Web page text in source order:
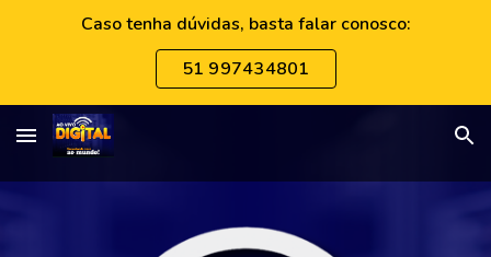
Caso tenha dúvidas, basta falar conosco:
51 997434801